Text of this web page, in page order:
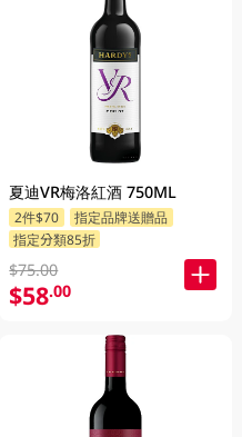
夏迪VR梅洛紅酒 750ML
2件$70
指定品牌送贈品
指定分類85折
$75.00
$58.00